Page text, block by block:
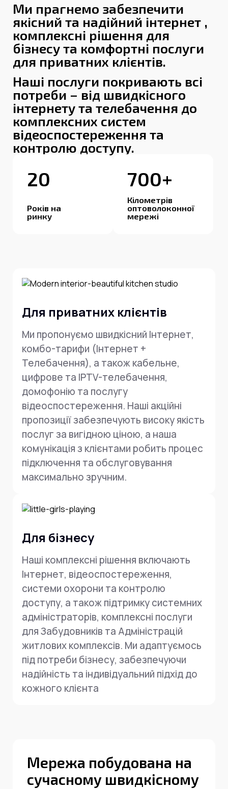
Ми прагнемо забезпечити
якісний та надійний інтернет ,
комплексні рішення для
бізнесу та комфортні послуги
для приватних клієнтів.
Наші послуги покривають всі
потреби – від швидкісного
інтернету та телебачення до
комплексних систем
відеоспостереження та
контролю доступу.
20
Років на
ринку
700+
Кілометрів
оптоволоконної
мережі
Для приватних клієнтів
Ми пропонуємо швидкісний Інтернет,
комбо-тарифи (Інтернет +
Телебачення), а також кабельне,
цифрове та IPTV-телебачення,
домофонію та послугу
відеоспостереження. Наші акційні
пропозиції забезпечують високу якість
послуг за вигідною ціною, а наша
комунікація з клієнтами робить процес
підключення та обслуговування
максимально зручним.
Для бізнесу
Наші комплексні рішення включають
Інтернет, відеоспостереження,
системи охорони та контролю
доступу, а також підтримку системних
адміністраторів, комплексні послуги
для Забудовників та Адміністрацій
житлових комплексів. Ми адаптуємось
під потреби бізнесу, забезпечуючи
надійність та індивідуальний підхід до
кожного клієнта
Мережа побудована на
сучасному швидкісному